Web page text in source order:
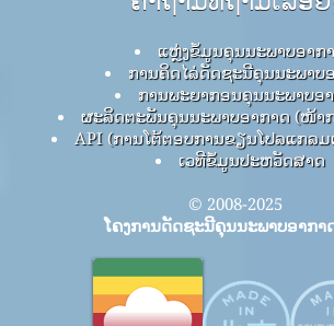
ແຫຼ່ງຂໍ້ມູນຄຸນນະພາບອາກ
ການຄິດໄລ່ດັດຊະນີຄຸນນະພາບ
ການພະຍາກອນຄຸນນະພາບອ
ຜະລິດຕະພັນຄຸນນະພາບອາກາດ (ໜ້າ
API (ການໂຕ້ຕອບການຂຽນໂປລແກລ
ເວທີຂໍ້ມູນປະຫວັດສາດ
© 2008-2025
ໂຄງການດັດຊະນີຄຸນນະພາບອາກາ